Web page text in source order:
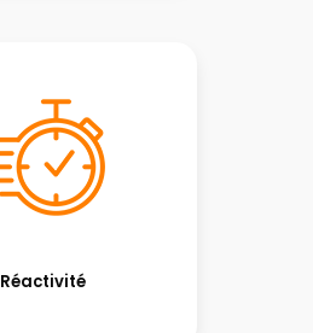
Réactivité